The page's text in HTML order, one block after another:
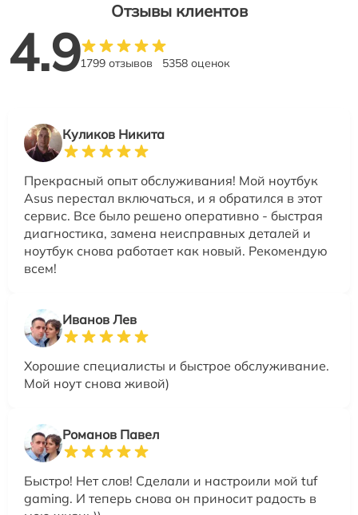
Отзывы клиентов
4.91799 отзывов 5358 оценок
Куликов Никита
Прекрасный опыт обслуживания! Мой ноутбук
Asus перестал включаться, и я обратился в этот
сервис. Все было решено оперативно - быстрая
диагностика, замена неисправных деталей и
ноутбук снова работает как новый. Рекомендую
всем!
Иванов Лев
Хорошие специалисты и быстрое обслуживание.
Мой ноут снова живой)
Романов Павел
Быстро! Нет слов! Сделали и настроили мой tuf
gaming. И теперь снова он приносит радость в